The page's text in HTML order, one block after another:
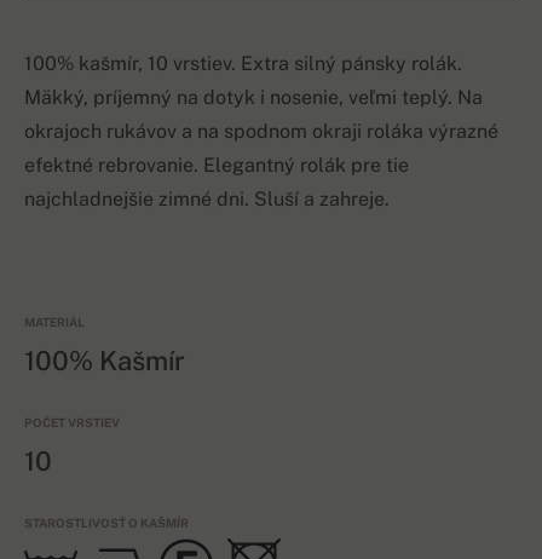
100% kašmír, 10 vrstiev. Extra silný pánsky rolák.
Mäkký, príjemný na dotyk i nosenie, veľmi teplý. Na
okrajoch rukávov a na spodnom okraji roláka výrazné
efektné rebrovanie. Elegantný rolák pre tie
najchladnejšie zimné dni. Sluší a zahreje.
MATERIÁL
100% Kašmír
POČET VRSTIEV
10
STAROSTLIVOSŤ O KAŠMÍR